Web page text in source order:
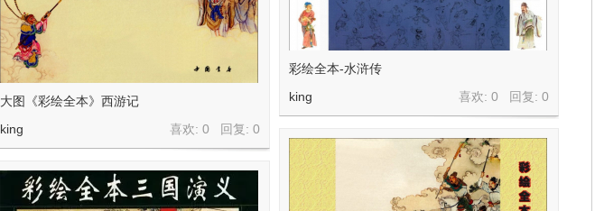
大图《彩绘全本》西游记
喜欢: 0 回复:0
king
彩绘全本-水浒传
喜欢: 0 回复:0
king